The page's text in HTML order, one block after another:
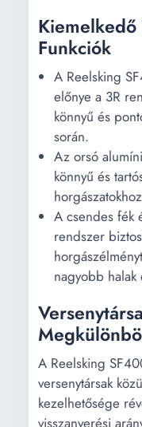
Kiemelkedő
Funkciók
A Reelsking
előnye a 3R
könnyű és
során.
Az orsó
könnyű és
A csendes fék
rendszer
nagyobb halak
A Reelsking
versenytársak
kezelhetősége
visszanyerési